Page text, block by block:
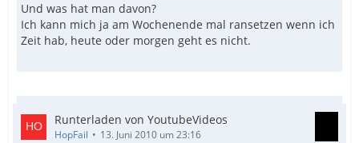
Und was hat man davon?
Ich kann mich ja am Wochenende mal ransetzen wenn ich
Zeit hab, heute oder morgen geht es nicht.
Runterladen von YoutubeVideos
HopFail 13. Juni 2010 um 23:16